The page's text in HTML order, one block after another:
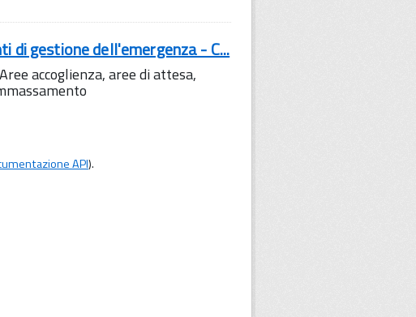
di gestione dell'emergenza - C...
accoglienza, aree di attesa,
API).